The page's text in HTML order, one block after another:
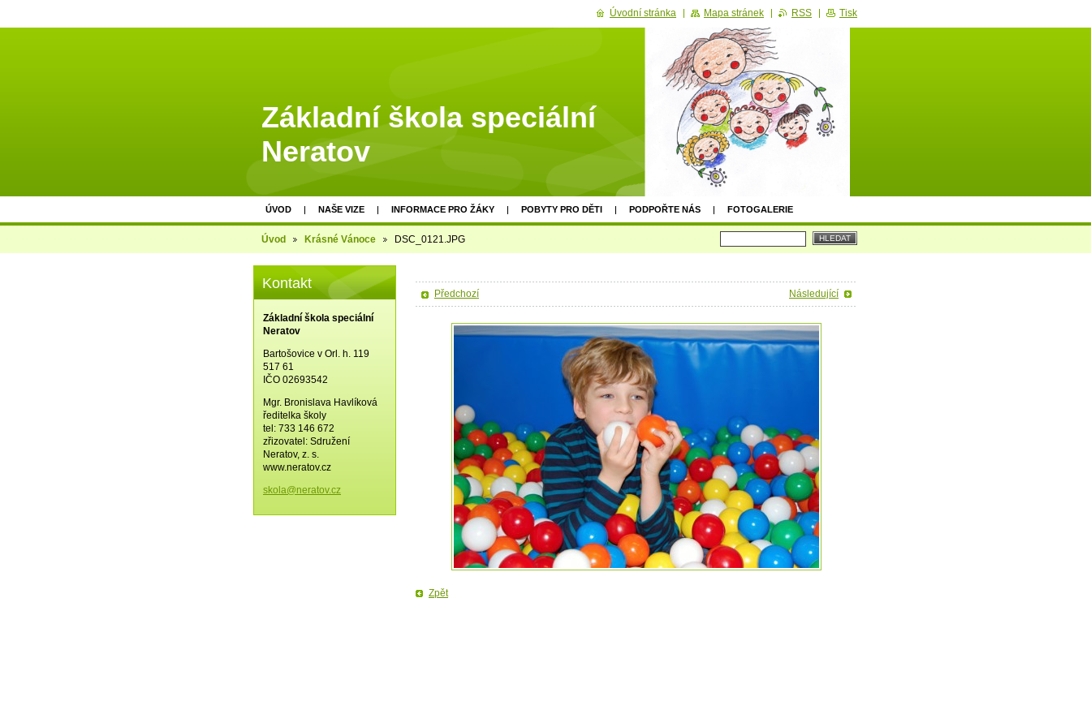
Základní škola speciální
Neratov
ÚVOD NAŠE VIZE INFORMACE PRO ŽÁKY POBYTY PRO DĚTI PODPOŘTE NÁS FOTOGALERIE
Úvod Krásné Vánoce DSC_0121.JPG
Předchozí Následující
Zpět
Kontakt
Základní škola speciální
Neratov
Bartošovice v Orl. h. 119
517 61
IČO 02693542
Mgr. Bronislava Havlíková
ředitelka školy
tel: 733 146 672
zřizovatel: Sdružení
Neratov, z. s.
www.neratov.cz
skola@neratov.cz
Úvodní stránka Mapa stránek RSS Tisk